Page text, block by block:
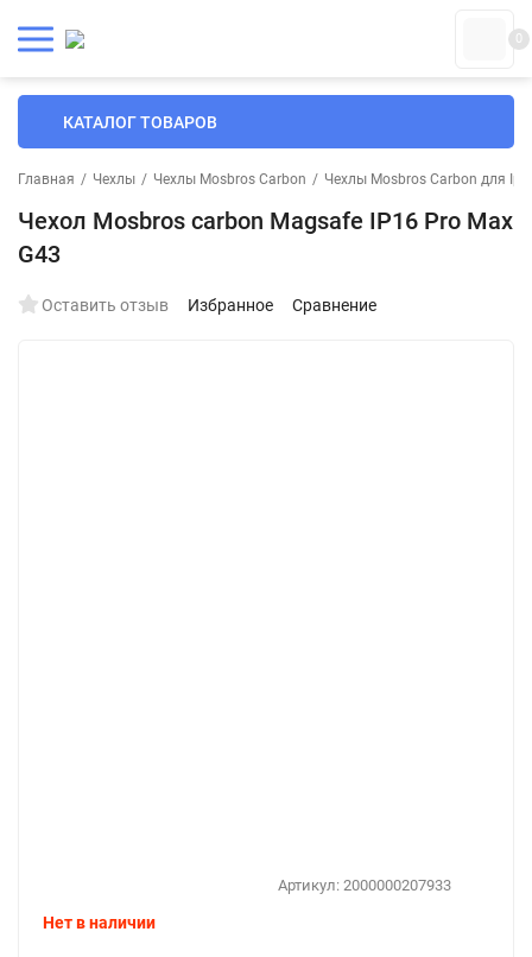
0
КАТАЛОГ ТОВАРОВ
Главная / Чехлы / Чехлы Mosbros Carbon / Чехлы Mosbros Carbon для
Чехол Mosbros carbon Magsafe IP16 Pro Max
G43
Оставить отзыв Избранное Сравнение
Артикул: 2000000207933
Нет в наличии